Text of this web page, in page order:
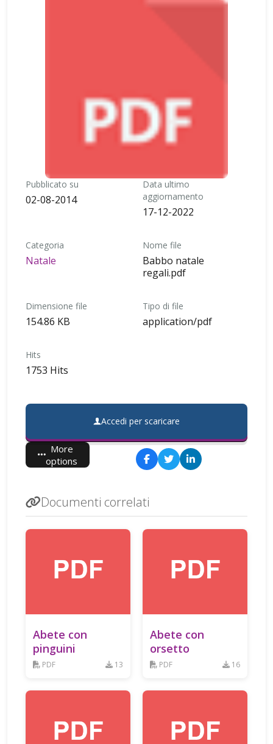
Pubblicato su
02-08-2014
Data ultimo
aggiornamento
17-12-2022
Categoria
Natale
Nome file
Babbo natale
regali.pdf
Dimensione file
154.86 KB
Tipo di file
application/pdf
Hits
1753 Hits
Accedi per scaricare
More
options
Documenti correlati
Abete con
pinguini
PDF 13
Abete con
orsetto
PDF 16